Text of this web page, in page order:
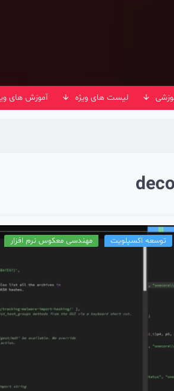
لیست های ویژه آموزش های
توسعه اکسپلویت مهندسی معکوس نرم افزار